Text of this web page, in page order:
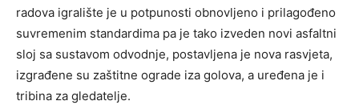
radova igralište je u potpunosti obnovljeno i prilagođeno
suvremenim standardima pa je tako izveden novi asfaltni
sloj sa sustavom odvodnje, postavljena je nova rasvjeta,
izgrađene su zaštitne ograde iza golova, a uređena je i
tribina za gledatelje.